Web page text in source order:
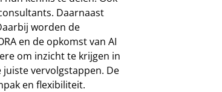
Daarnaast
worden de
en de opkomst van AI
om inzicht te krijgen in
vervolgstappen. De
en flexibiliteit.